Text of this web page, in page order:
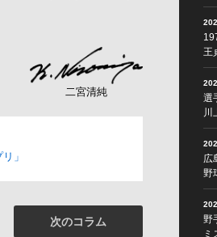
二宮清純
」
次のコラム
王
選
川
広
野
野
ミ